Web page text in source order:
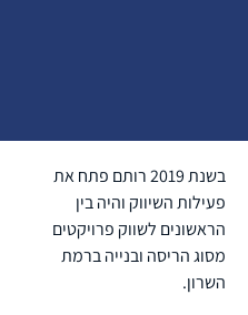
בשנת 2019 רותם פתח את
פעילות השיווק והיה בין
הראשונים לשווק פרויקטים
מסוג הריסה ובנייה ברמת
השרון.